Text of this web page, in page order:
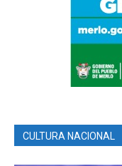
CULTURA NACIONAL